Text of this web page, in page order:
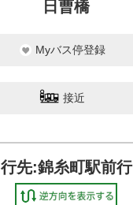
日曹橋
Myバス停登録
接近
行先:錦糸町駅前行